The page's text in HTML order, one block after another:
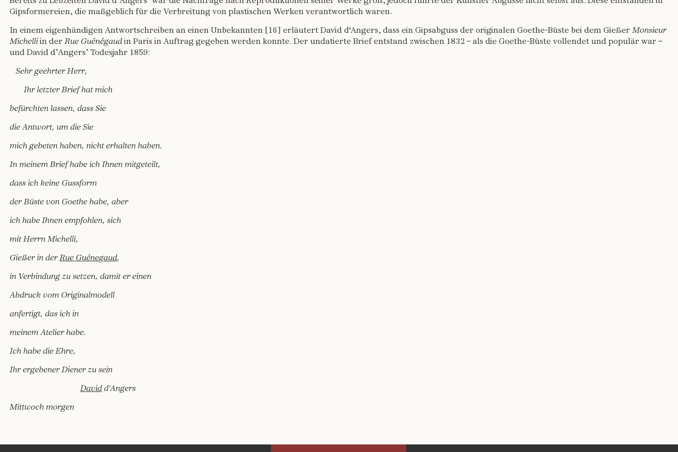
Gipsformereien, die maßgeblich für die Verbreitung von plastischen Werken verantwortlich waren.
In einem eigenhändigen Antwortschreiben an einen Unbekannten [16] erläutert David d‘Angers, dass ein Gipsabguss der originalen Goethe-Büste bei dem Gießer Monsieur
Michelli in der Rue Guénégaud in Paris in Auftrag gegeben werden konnte. Der undatierte Brief entstand zwischen 1832 – als die Goethe-Büste vollendet und populär war –
und David d’Angers’ Todesjahr 1859:
Sehr geehrter Herr,
Ihr letzter Brief hat mich
befürchten lassen, dass Sie
die Antwort, um die Sie
mich gebeten haben, nicht erhalten haben.
In meinem Brief habe ich Ihnen mitgeteilt,
dass ich keine Gussform
der Büste von Goethe habe, aber
ich habe Ihnen empfohlen, sich
mit Herrn Michelli,
Gießer in derRue Guénegaud,
in Verbindung zu setzen, damit er einen
Abdruck vom Originalmodell
anfertigt, das ich in
meinem Atelier habe.
Ich habe die Ehre,
Ihr ergebener Diener zu sein
David d'Angers
Mittwoch morgen